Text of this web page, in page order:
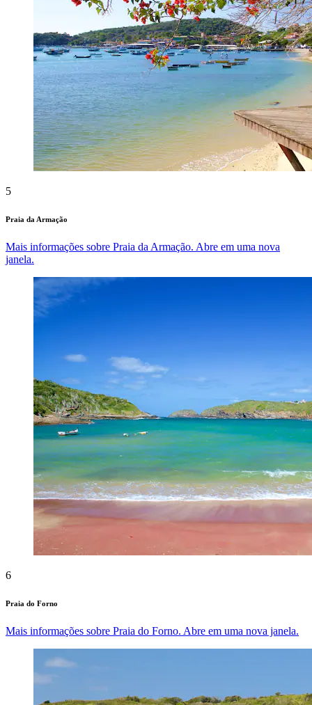
5
Praia da Armação
Mais informações sobre Praia da Armação. Abre em uma nova
janela.
6
Praia do Forno
Mais informações sobre Praia do Forno. Abre em uma nova janela.